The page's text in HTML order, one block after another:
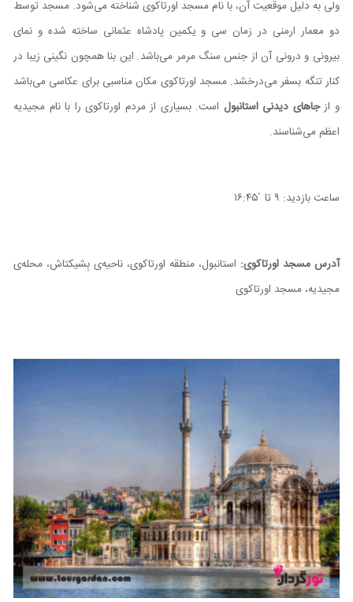
ولی به دلیل موقعیت آن، با نام مسجد اورتاکوی شناخته می‌شود. مسجد توسط
دو معمار ارمنی در زمان سی و یکمین پادشاه عثمانی ساخته شده و نمای
بیرونی و درونی آن از جنس سنگ مرمر می‌باشد. این بنا همچون نگینی زیبا در
کنار تنگه بسفر می‌درخشد. مسجد اورتاکوی مکان مناسبی برای عکاسی می‌باشد
و ازجاهای دیدنی استانبول است. بسیاری از مردم اورتاکوی را با نام مجیدیه
اعظم می‌شناسند.
ساعت بازدید: ۹ تا ́ ۱۶:۴۵
آدرس مسجد اورتاکوی: استانبول، منطقه اورتاکوی، ناحیه‌ی بِشیکتاش، محله‌ی
مجیدیه، مسجد اورتاکوی